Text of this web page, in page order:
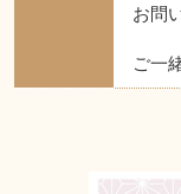
お問
ご一